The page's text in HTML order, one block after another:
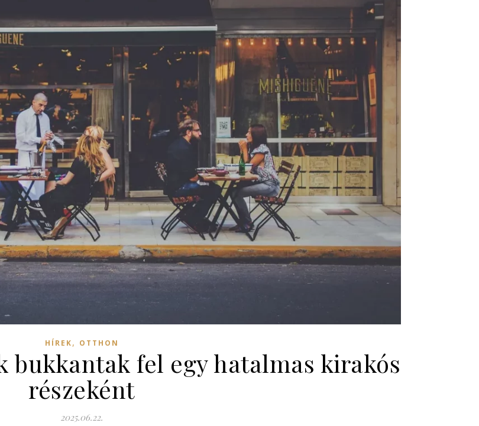
HÍREK, OTTHON
bukkantak fel egy hatalmas kirakós
részeként
2025.06.22.